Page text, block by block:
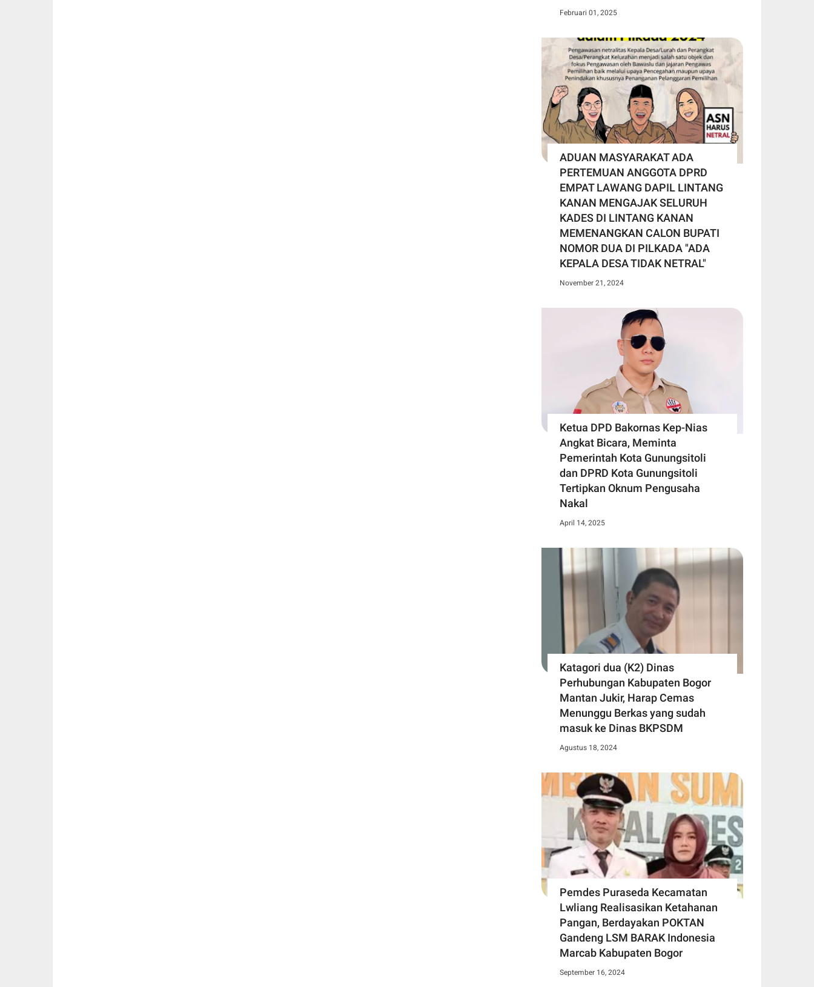
Februari 01, 2025
ADUAN MASYARAKAT ADA
PERTEMUAN ANGGOTA DPRD
EMPAT LAWANG DAPIL LINTANG
KANAN MENGAJAK SELURUH
KADES DI LINTANG KANAN
MEMENANGKAN CALON BUPATI
NOMOR DUA DI PILKADA "ADA
KEPALA DESA TIDAK NETRAL"
November 21, 2024
Ketua DPD Bakornas Kep-Nias
Angkat Bicara, Meminta
Pemerintah Kota Gunungsitoli
dan DPRD Kota Gunungsitoli
Tertipkan Oknum Pengusaha
Nakal
April 14, 2025
Katagori dua (K2) Dinas
Perhubungan Kabupaten Bogor
Mantan Jukir, Harap Cemas
Menunggu Berkas yang sudah
masuk ke Dinas BKPSDM
Agustus 18, 2024
Pemdes Puraseda Kecamatan
Lwliang Realisasikan Ketahanan
Pangan, Berdayakan POKTAN
Gandeng LSM BARAK Indonesia
Marcab Kabupaten Bogor
September 16, 2024